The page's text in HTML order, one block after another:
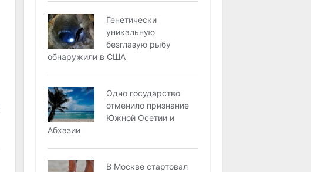
Генетически
уникальную
безглазую рыбу
обнаружили в США
Одно государство
отменило признание
Южной Осетии и
Абхазии
В Москве стартовал